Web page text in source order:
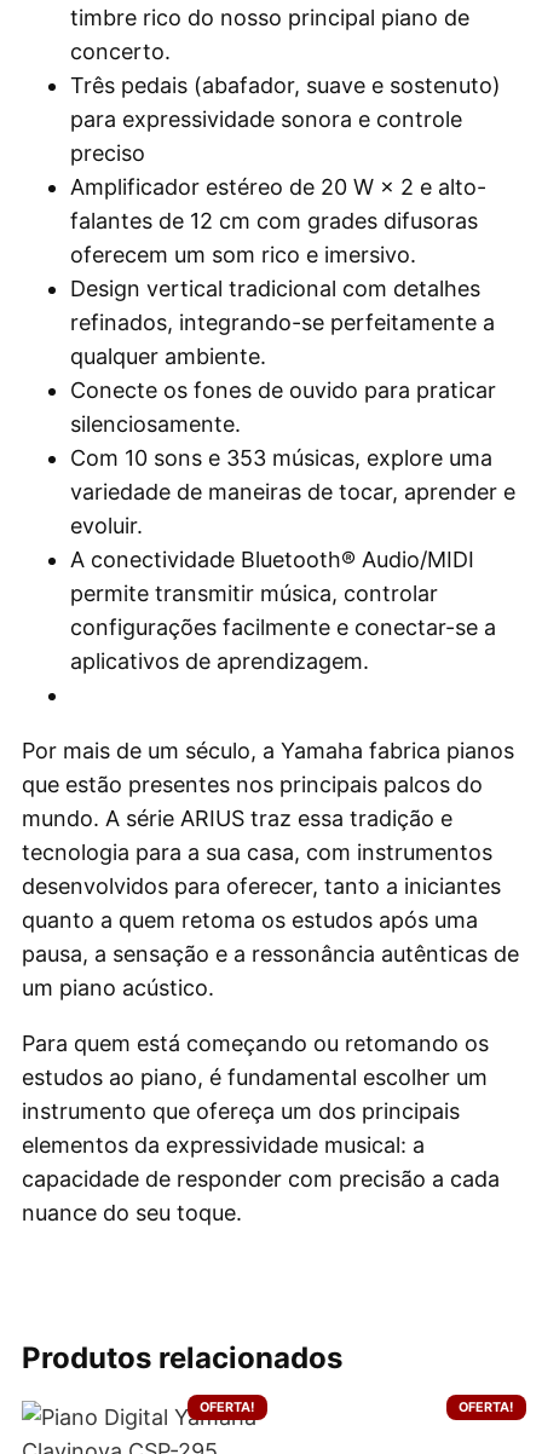
timbre rico do nosso principal piano de
concerto.
Três pedais (abafador, suave e sostenuto)
para expressividade sonora e controle
preciso
Amplificador estéreo de 20 W × 2 e alto-
falantes de 12 cm com grades difusoras
oferecem um som rico e imersivo.
Design vertical tradicional com detalhes
refinados, integrando-se perfeitamente a
qualquer ambiente.
Conecte os fones de ouvido para praticar
silenciosamente.
Com 10 sons e 353 músicas, explore uma
variedade de maneiras de tocar, aprender e
evoluir.
A conectividade Bluetooth® Audio/MIDI
permite transmitir música, controlar
configurações facilmente e conectar-se a
aplicativos de aprendizagem.
Por mais de um século, a Yamaha fabrica pianos
que estão presentes nos principais palcos do
mundo. A série ARIUS traz essa tradição e
tecnologia para a sua casa, com instrumentos
desenvolvidos para oferecer, tanto a iniciantes
quanto a quem retoma os estudos após uma
pausa, a sensação e a ressonância autênticas de
um piano acústico.
Para quem está começando ou retomando os
estudos ao piano, é fundamental escolher um
instrumento que ofereça um dos principais
elementos da expressividade musical: a
capacidade de responder com precisão a cada
nuance do seu toque.
Produtos relacionados
OFERTA!
Este
OFERTA!